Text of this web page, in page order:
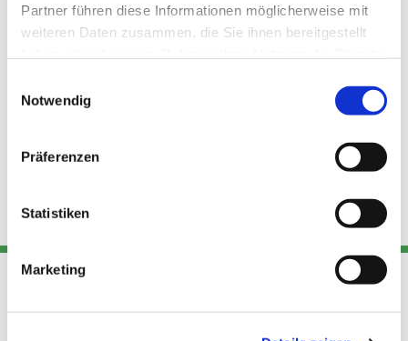
Partner führen diese Informationen möglicherweise mit
weiteren Daten zusammen, die Sie ihnen bereitgestellt
Notwendig
Präferenzen
Statistiken
Marketing
Adresse
Kont
Links